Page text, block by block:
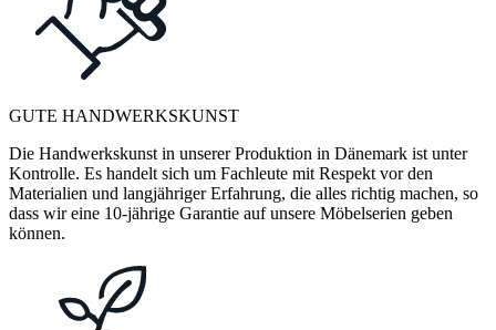
GUTE HANDWERKSKUNST
Die Handwerkskunst in unserer Produktion in Dänemark ist unter
Kontrolle. Es handelt sich um Fachleute mit Respekt vor den
Materialien und langjähriger Erfahrung, die alles richtig machen, so
dass wir eine 10-jährige Garantie auf unsere Möbelserien geben
können.